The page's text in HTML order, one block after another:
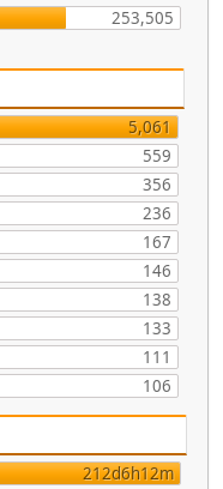
253,505
5,061
559
356
236
167
146
138
133
111
106
212d6h12m